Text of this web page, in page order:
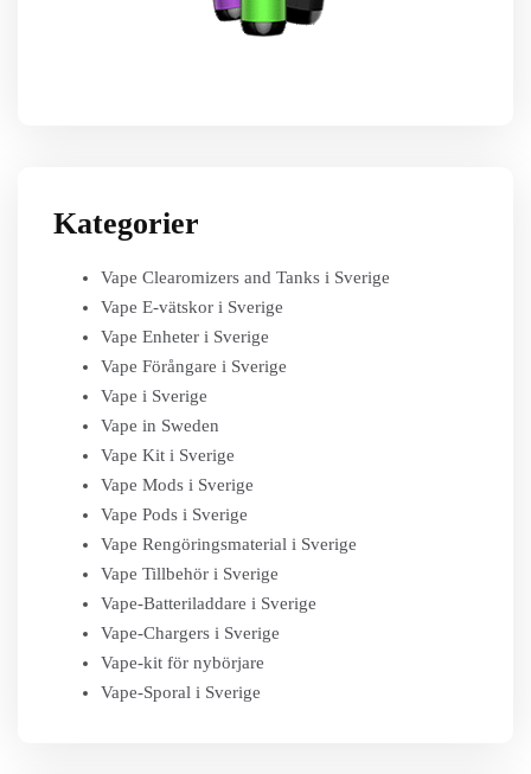
Kategorier
Vape Clearomizers and Tanks i Sverige
Vape E-vätskor i Sverige
Vape Enheter i Sverige
Vape Förångare i Sverige
Vape i Sverige
Vape in Sweden
Vape Kit i Sverige
Vape Mods i Sverige
Vape Pods i Sverige
Vape Rengöringsmaterial i Sverige
Vape Tillbehör i Sverige
Vape-Batteriladdare i Sverige
Vape-Chargers i Sverige
Vape-kit för nybörjare
Vape-Sporal i Sverige